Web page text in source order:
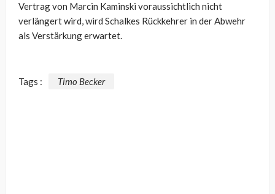
Vertrag von Marcin Kaminski voraussichtlich nicht
verlängert wird, wird Schalkes Rückkehrer in der Abwehr
als Verstärkung erwartet.
Tags : Timo Becker